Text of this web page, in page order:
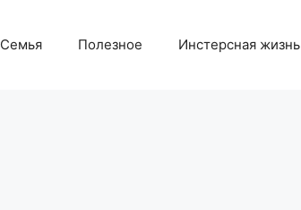
Семья Полезное Инстерсная жизнь